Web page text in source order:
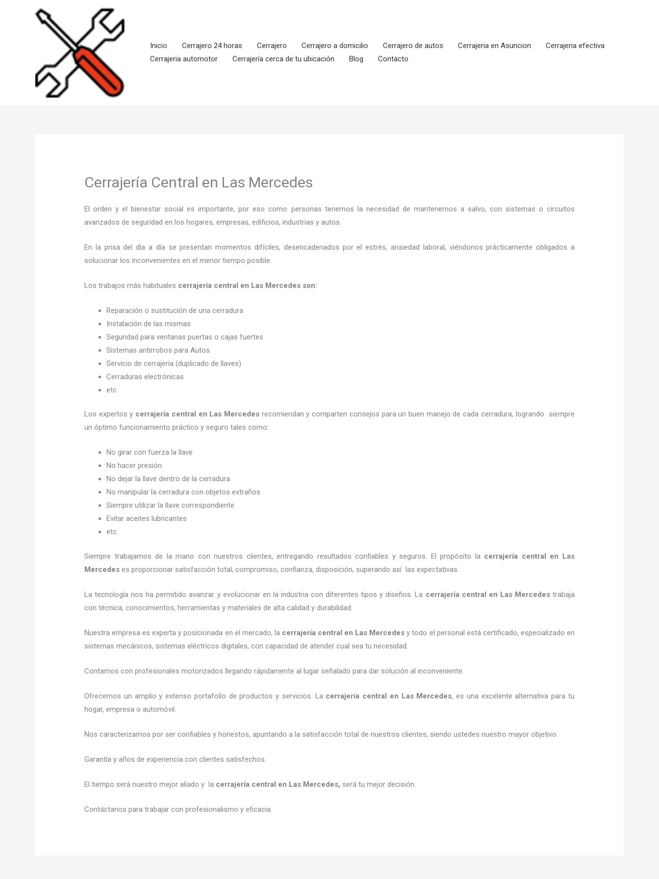
Inicio
Cerrajero 24 horas Cerrajero Cerrajero a domicilio Cerrajero de autos Cerrajeria en Asuncion
Cerrajeria efectiva
Cerrajeria automotor
Cerrajería cerca de tu ubicación Blog Contacto
Cerrajería Central en Las Mercedes
El orden y el bienestar social es importante, por eso como personas tenemos la necesidad de mantenernos a salvo, con sistemas o circuitos
avanzados de seguridad en los hogares, empresas, edificios, industrias y autos.
En la prisa del día a día se presentan momentos difíciles, desencadenados por el estrés, ansiedad laboral, viéndonos prácticamente obligados a
solucionar los inconvenientes en el menor tiempo posible.
Los trabajos más habituales cerrajería central en Las Mercedes son:
Reparación o sustitución de una cerradura
Instalación de las mismas
Seguridad para ventanas puertas o cajas fuertes
Sistemas antirrobos para Autos
Servicio de cerrajería (duplicado de llaves)
Cerraduras electrónicas
etc
Los expertos y cerrajería central en Las Mercedes recomiendan y comparten consejos para un buen manejo de cada cerradura, logrando siempre
un óptimo funcionamiento práctico y seguro tales como:
No girar con fuerza la llave
No hacer presión
No dejar la llave dentro de la cerradura
No manipular la cerradura con objetos extraños
Siempre utilizar la llave correspondiente
Evitar aceites lubricantes
etc.
Siempre trabajamos de la mano con nuestros clientes, entregando resultados confiables y seguros. El propósito la cerrajería central en Las
Mercedes es proporcionar satisfacción total, compromiso, confianza, disposición, superando así las expectativas.
La tecnología nos ha permitido avanzar y evolucionar en la industria con diferentes tipos y diseños. La cerrajería central en Las Mercedestrabaja
con técnica, conocimientos, herramientas y materiales de alta calidad y durabilidad.
Nuestra empresa es experta y posicionada en el mercado, la cerrajería central en Las Mercedes y todo el personal está certificado, especializado en
sistemas mecánicos, sistemas eléctricos digitales, con capacidad de atender cual sea tu necesidad.
Contamos con profesionales motorizados llegando rápidamente al lugar señalado para dar solución al inconveniente.
Ofrecemos un amplio y extenso portafolio de productos y servicios. La cerrajería central en Las Mercedes, es una excelente alternativa para tu
hogar, empresa o automóvil.
Nos caracterizamos por ser confiables y honestos, apuntando a la satisfacción total de nuestros clientes, siendo ustedes nuestro mayor objetivo.
Garantía y años de experiencia con clientes satisfechos.
El tiempo será nuestro mejor aliado y la cerrajería central en Las Mercedes, será tu mejor decisión.
Contáctanos para trabajar con profesionalismo y eficacia.